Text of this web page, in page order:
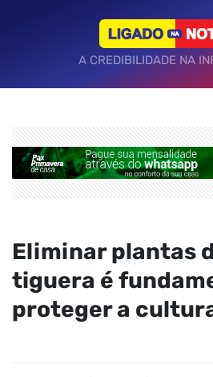
A CREDIBILIDADE NA
Eliminar plantas
tiguera é
proteger a